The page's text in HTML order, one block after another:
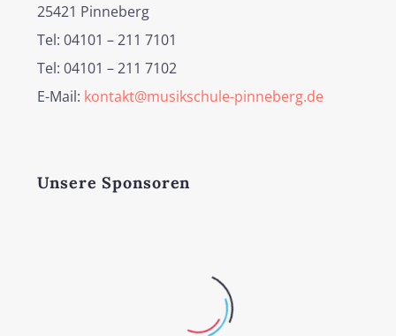
25421 Pinneberg
Tel: 04101 – 211 7101
Tel: 04101 – 211 7102
E-Mail: kontakt@musikschule-pinneberg.de
Unsere Sponsoren